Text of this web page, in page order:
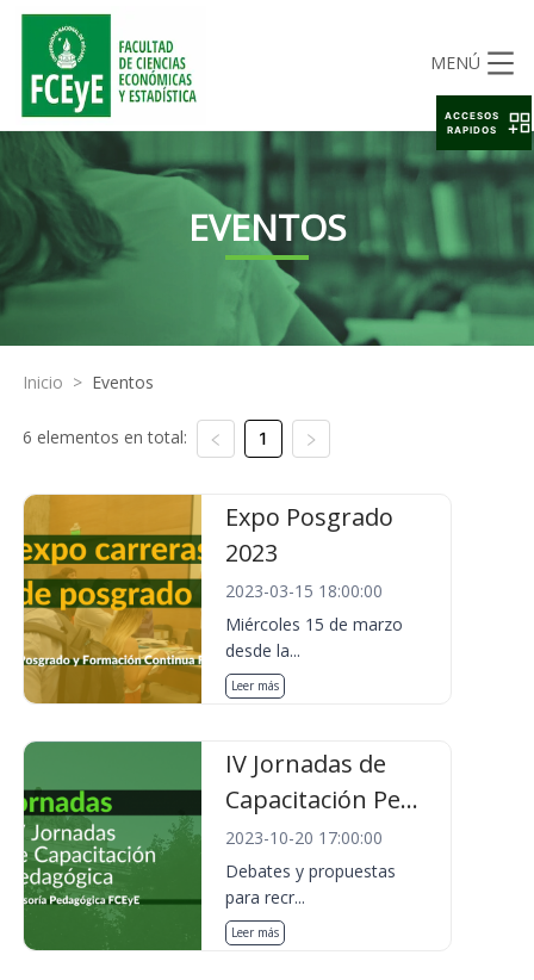
MENÚ
EVENTOS
Inicio > Eventos
6 elementos en total: 1
Expo Posgrado
2023
2023-03-15 18:00:00
Miércoles 15 de marzo
desde la...
Leer más
IV Jornadas de
Capacitación Pe...
2023-10-20 17:00:00
Debates y propuestas
para recr...
Leer más
ACCESOS
RAPIDOS